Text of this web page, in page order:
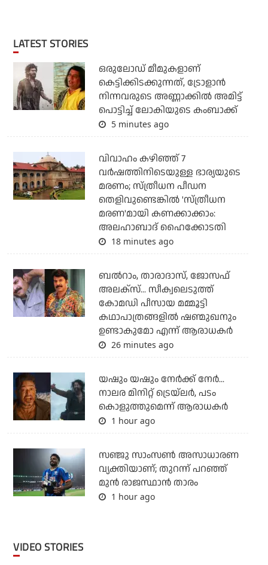
LATEST STORIES
ഒരുലോഡ് മീമുകളാണ്
കെട്ടിക്കിടക്കുന്നത്, ട്രോളാന്‍
നിന്നവരുടെ അണ്ണാക്കില്‍ അമിട്ട്
പൊട്ടിച്ച് ലോകിയുടെ കംബാക്ക്
5 minutes ago
വിവാഹം കഴിഞ്ഞ് 7
വര്‍ഷത്തിനിടെയുള്ള ഭാര്യയുടെ
മരണം; സ്ത്രീധന പീഡന
തെളിവുണ്ടെങ്കില്‍ 'സ്ത്രീധന
മരണ'മായി കണക്കാക്കാം:
അലഹാബാദ് ഹൈക്കോടതി
18 minutes ago
ബല്‍റാം, താരാദാസ്, ജോസഫ്
അലക്‌സ്... സീക്വലെടുത്ത്
കോമഡി പീസായ മമ്മൂട്ടി
കഥാപാത്രങ്ങളില്‍ ഷണ്മുഖനും
ഉണ്ടാകുമോ എന്ന് ആരാധകര്‍
26 minutes ago
യഷും യഷും നേര്‍ക്ക് നേര്‍...
നാലര മിനിറ്റ് ട്രെയ്‌ലര്‍, പടം
കൊളുത്തുമെന്ന് ആരാധകര്‍
1 hour ago
സഞ്ജു സാംസണ്‍ അസാധാരണ
വ്യക്തിയാണ്; തുറന്ന് പറഞ്ഞ്
മുന്‍ രാജസ്ഥാന്‍ താരം
1 hour ago
VIDEO STORIES